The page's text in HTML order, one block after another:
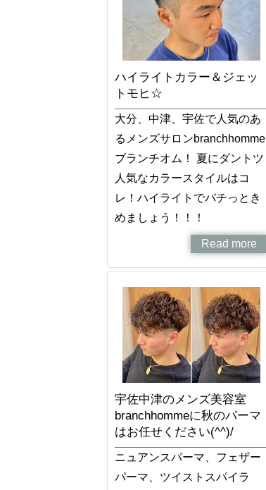
ハイライトカラー＆ジェッ
トモヒ☆
大分、中津、宇佐で人気のあ
るメンズサロンbranchhomme
ブランチオム！ 夏にダントツ
人気なカラースタイルはコ
レ！ハイライトでバチっとき
めましょう！！！
Read more
宇佐中津のメンズ美容室
branchhommeに秋のパーマ
はお任せください(^^)/
ニュアンスパーマ、フェザー
パーマ、ツイストスパイラ